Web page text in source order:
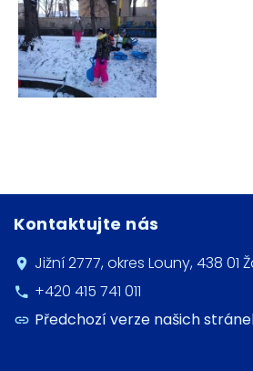
Kontaktujte nás
Jižní 2777, okres Louny, 438 01
+420 415 741 011
Předchozí verze našich